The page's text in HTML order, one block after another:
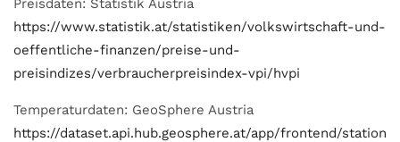
Preisdaten: Statistik Austria
https://www.statistik.at/statistiken/volkswirtschaft-und-
oeffentliche-finanzen/preise-und-
preisindizes/verbraucherpreisindex-vpi/hvpi
Temperaturdaten: GeoSphere Austria
https://dataset.api.hub.geosphere.at/app/frontend/station